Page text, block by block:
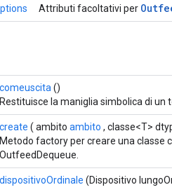
Attributi facoltativi per
comeuscita ()
Restituisce la maniglia simbolica di un
create ( ambito ambito , classe<T>
Metodo factory per creare una classe
OutfeedDequeue.
dispositivoOrdinale (Dispositivo